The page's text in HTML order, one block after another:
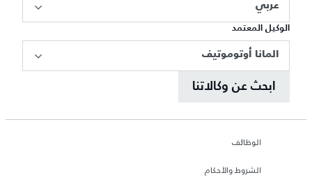
عربي
الوكيل المعتمد
المانا أوتوموتيف
ابحث عن وكالاتنا
الوظائف
الشروط والأحكام